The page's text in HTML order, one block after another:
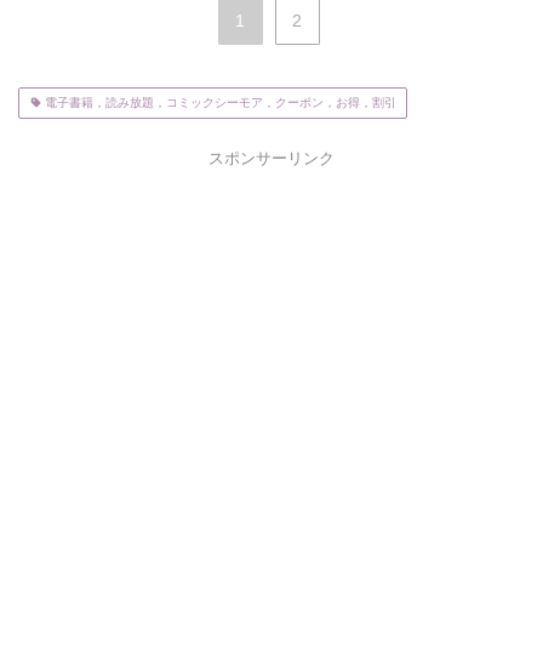
1 2
電子書籍，読み放題，コミックシーモア，クーポン，お得，割引
スポンサーリンク